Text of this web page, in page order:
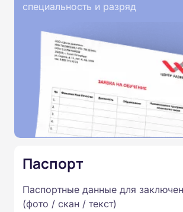
специальность и разряд
Паспорт
Паспортные данные для
(фото / скан / текст)